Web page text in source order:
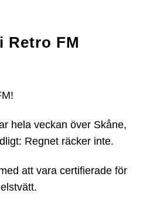
Retro FM
hela veckan över Skåne,
Regnet räcker inte.
att vara certifierade för